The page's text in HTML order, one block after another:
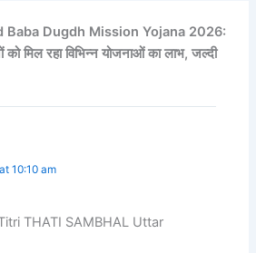
Baba Dugdh Mission Yojana 2026:
मिल रहा विभिन्न योजनाओं का लाभ, जल्दी
10:10 am
THATI SAMBHAL Uttar